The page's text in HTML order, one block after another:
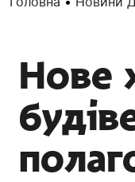
Нове